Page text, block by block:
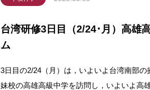
台湾研修3日目（2/24･月）高雄
ム
3日目の2/24（月）は，いよいよ台湾南部
妹校の高雄高級中学を訪問し，いよいよ高